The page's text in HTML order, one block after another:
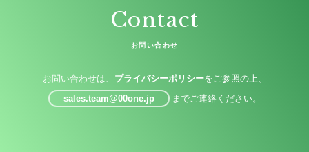
Contact
お問い合わせ
お問い合わせは、 プライバシーポリシーをご参照の上、
sales.team@00one.jp
までご連絡ください。